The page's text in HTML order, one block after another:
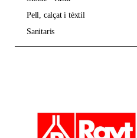
pell, calçat i tèxtil
sanitaris